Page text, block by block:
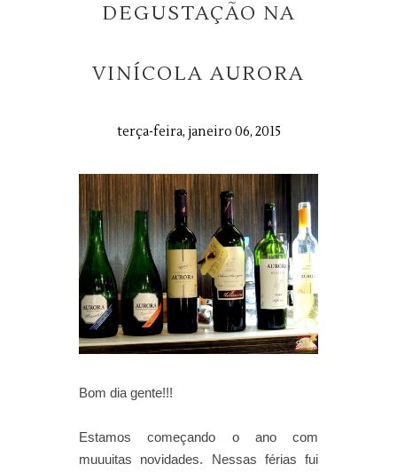
DEGUSTAÇÃO NA
VINÍCOLA AURORA
terça-feira, janeiro 06, 2015
Bom dia gente!!!
Estamos começando o ano com
muuuitas novidades. Nessas férias fui